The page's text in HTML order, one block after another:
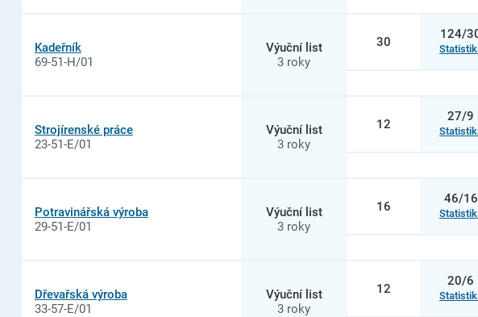
Kadeřník
69-51-H/01
Výuční list
3 roky
30
124/
Strojírenské práce
23-51-E/01
Výuční list
3 roky
12
27/9
Potravinářská výroba
29-51-E/01
Výuční list
3 roky
16
46/16
Dřevařská výroba
33-57-E/01
Výuční list
3 roky
12
20/6